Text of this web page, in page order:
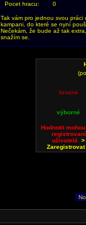
Pocet hracu:
0
Tak vám pro jednou svou
kampani, do které se nyní
Nečekám, že bude až tak
snažím se.
hrozné
výborné
Hodnotit
registrovaní
uživatelé.>
Zaregistrovat